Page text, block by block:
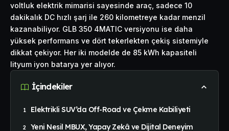
voltluk elektrik mimarisi sayesinde araç, sadece 10
dakikalık DC hızlı şarj ile 260 kilometreye kadar menzil
kazanabiliyor. GLB 350 4MATIC versiyonu ise daha
yüksek performans ve dört tekerlekten çekiş sistemiyle
dikkat çekiyor. Her iki modelde de 85 kWh kapasiteli
lityum iyon batarya yer alıyor.
İçindekiler
Elektrikli SUV’da Off-Road ve Çekme Kabiliyeti
Yeni Nesil MBUX, Yapay Zekâ ve Dijital Deneyim